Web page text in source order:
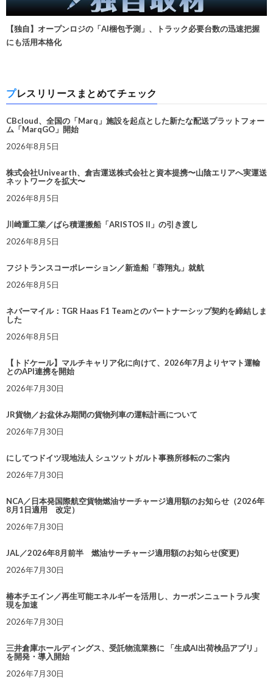
【独自】オープンロジの「AI梱包予測」、トラック必要台数の迅速把握
にも活用本格化
プレスリリースまとめてチェック
CBcloud、全国の「Marq」施設を起点とした新たな配送プラットフォー
ム「MarqGO」開始
2026年8月5日
株式会社Univearth、倉吉運送株式会社と資本提携〜山陰エリアへ実運送
ネットワークを拡大〜
2026年8月5日
川崎重工業／ばら積運搬船「ARISTOS II」の引き渡し
2026年8月5日
フジトランスコーポレーション／新造船「蓉翔丸」就航
2026年8月5日
ネバーマイル：TGR Haas F1 Teamとのパートナーシップ契約を締結しま
した
2026年8月5日
【トドケール】マルチキャリア化に向けて、2026年7月よりヤマト運輸
とのAPI連携を開始
2026年7月30日
JR貨物／お盆休み期間の貨物列車の運転計画について
2026年7月30日
にしてつドイツ現地法人 シュツットガルト事務所移転のご案内
2026年7月30日
NCA／日本発国際航空貨物燃油サーチャージ適用額のお知らせ（2026年
8月1日適用 改定）
2026年7月30日
JAL／2026年8月前半 燃油サーチャージ適用額のお知らせ(変更)
2026年7月30日
椿本チエイン／再生可能エネルギーを活用し、カーボンニュートラル実
現を加速
2026年7月30日
三井倉庫ホールディングス、受託物流業務に 「生成AI出荷検品アプリ」
を開発・導入開始
2026年7月30日